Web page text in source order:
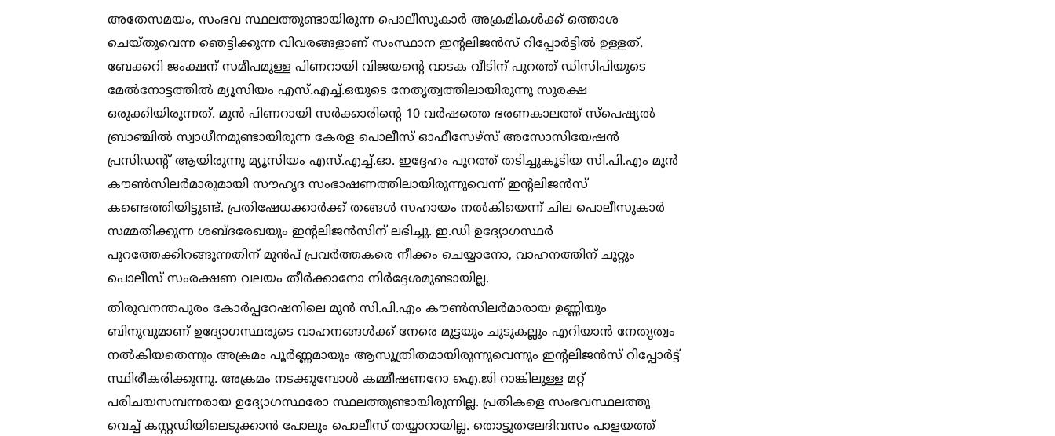
അതേസമയം, സംഭവ സ്ഥലത്തുണ്ടായിരുന്ന പൊലീസുകാര്‍ അക്രമികള്‍ക്ക് ഒത്താശ
ചെയ്തുവെന്ന ഞെട്ടിക്കുന്ന വിവരങ്ങളാണ് സംസ്ഥാന ഇന്റലിജന്‍സ് റിപ്പോര്‍ട്ടില്‍ ഉള്ളത്.
ബേക്കറി ജംക്ഷന് സമീപമുള്ള പിണറായി വിജയന്റെ വാടക വീടിന് പുറത്ത് ഡിസിപിയുടെ
മേല്‍നോട്ടത്തില്‍ മ്യൂസിയം എസ്.എച്ച്‌.ഒയുടെ നേതൃത്വത്തിലായിരുന്നു സുരക്ഷ
ഒരുക്കിയിരുന്നത്. മുന്‍ പിണറായി സര്‍ക്കാരിന്റെ 10 വര്‍ഷത്തെ ഭരണകാലത്ത് സ്‌പെഷ്യല്‍
ബ്രാഞ്ചില്‍ സ്വാധീനമുണ്ടായിരുന്ന കേരള പൊലീസ് ഓഫീസേഴ്‌സ് അസോസിയേഷന്‍
പ്രസിഡന്റ് ആയിരുന്നു മ്യൂസിയം എസ്.എച്ച്‌.ഓ. ഇദ്ദേഹം പുറത്ത് തടിച്ചുകൂടിയ സി.പി.എം മുന്‍
കൗണ്‍സിലര്‍മാരുമായി സൗഹൃദ സംഭാഷണത്തിലായിരുന്നുവെന്ന് ഇന്റലിജന്‍സ്
കണ്ടെത്തിയിട്ടുണ്ട്. പ്രതിഷേധക്കാര്‍ക്ക് തങ്ങള്‍ സഹായം നല്‍കിയെന്ന് ചില പൊലീസുകാര്‍
സമ്മതിക്കുന്ന ശബ്ദരേഖയും ഇന്റലിജന്‍സിന് ലഭിച്ചു. ഇ.ഡി ഉദ്യോഗസ്ഥര്‍
പുറത്തേക്കിറങ്ങുന്നതിന് മുന്‍പ് പ്രവര്‍ത്തകരെ നീക്കം ചെയ്യാനോ, വാഹനത്തിന് ചുറ്റും
പൊലീസ് സംരക്ഷണ വലയം തീര്‍ക്കാനോ നിര്‍ദ്ദേശമുണ്ടായില്ല.
തിരുവനന്തപുരം കോര്‍പ്പറേഷനിലെ മുന്‍ സി.പി.എം കൗണ്‍സിലര്‍മാരായ ഉണ്ണിയും
ബിനുവുമാണ് ഉദ്യോഗസ്ഥരുടെ വാഹനങ്ങള്‍ക്ക് നേരെ മുട്ടയും ചുടുകല്ലും എറിയാന്‍ നേതൃത്വം
നല്‍കിയതെന്നും അക്രമം പൂര്‍ണ്ണമായും ആസൂത്രിതമായിരുന്നുവെന്നും ഇന്റലിജന്‍സ് റിപ്പോര്‍ട്ട്
സ്ഥിരീകരിക്കുന്നു. അക്രമം നടക്കുമ്പോള്‍ കമ്മീഷണറോ ഐ.ജി റാങ്കിലുള്ള മറ്റ്
പരിചയസമ്പന്നരായ ഉദ്യോഗസ്ഥരോ സ്ഥലത്തുണ്ടായിരുന്നില്ല. പ്രതികളെ സംഭവസ്ഥലത്തു
വെച്ച്‌ കസ്റ്റഡിയിലെടുക്കാന്‍ പോലും പൊലീസ് തയ്യാറായില്ല. തൊട്ടുതലേദിവസം പാളയത്ത്